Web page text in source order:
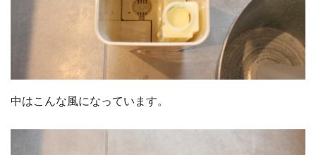
中はこんな風になっています。